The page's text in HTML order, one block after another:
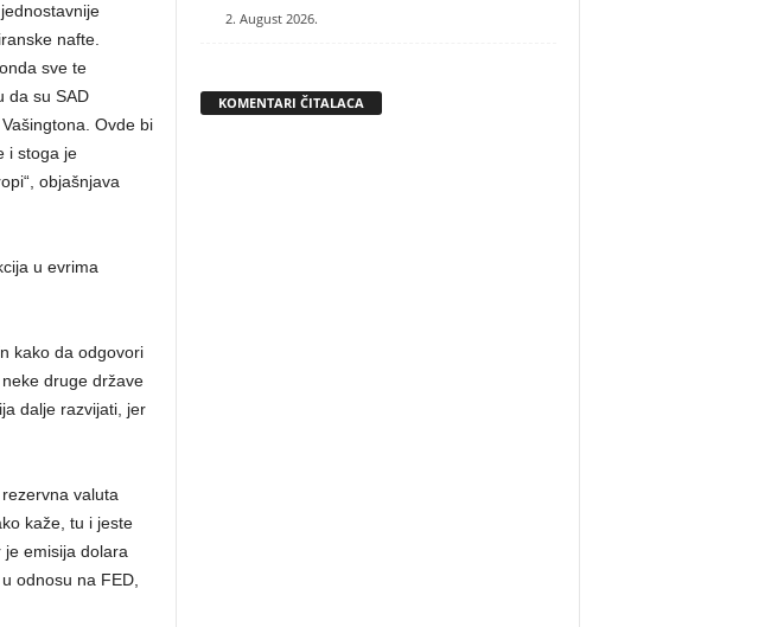
nafte.
sve te
da su SAD
Ovde bi
i stoga je
objašnjava
u evrima
kako da odgovori
druge države
dalje razvijati, jer
valuta
kaže, tu i jeste
emisija dolara
odnosu na FED,
2. August 2026.
KOMENTARI ČITALACA